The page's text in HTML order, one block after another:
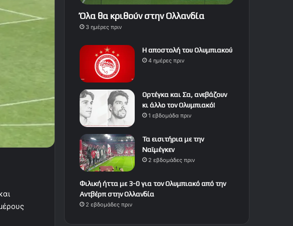
Όλα θα κριθούν στην Ολλανδία
3 ημέρες πριν
Η αποστολή του Ολυμπιακού
4 ημέρες πριν
Ορτέγκα και Σα, ανεβάζουν
κι άλλο τον Ολυμπιακό!
1 εβδομάδα πριν
Τα εισιτήρια με την
Ναϊμέγκεν
2 εβδομάδες πριν
Φιλική ήττα με 3-0 για τον Ολυμπιακό από την
Αντβέρπ στην Ολλανδία
2 εβδομάδες πριν